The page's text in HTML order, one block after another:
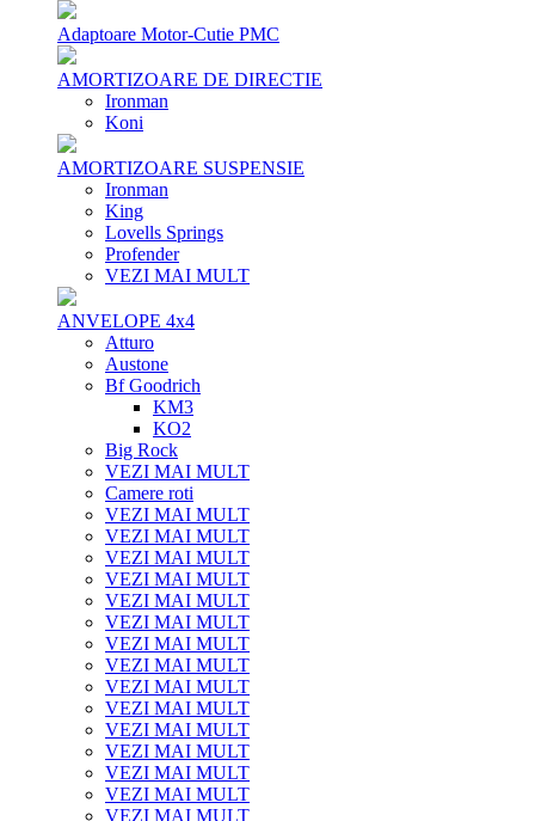
Adaptoare Motor-Cutie PMC
AMORTIZOARE DE DIRECTIE
Ironman
Koni
AMORTIZOARE SUSPENSIE
Ironman
King
Lovells Springs
Profender
VEZI MAI MULT
ANVELOPE 4x4
Atturo
Austone
Bf Goodrich
KM3
KO2
Big Rock
VEZI MAI MULT
Camere roti
VEZI MAI MULT
VEZI MAI MULT
VEZI MAI MULT
VEZI MAI MULT
VEZI MAI MULT
VEZI MAI MULT
VEZI MAI MULT
VEZI MAI MULT
VEZI MAI MULT
VEZI MAI MULT
VEZI MAI MULT
VEZI MAI MULT
VEZI MAI MULT
VEZI MAI MULT
VEZI MAI MULT